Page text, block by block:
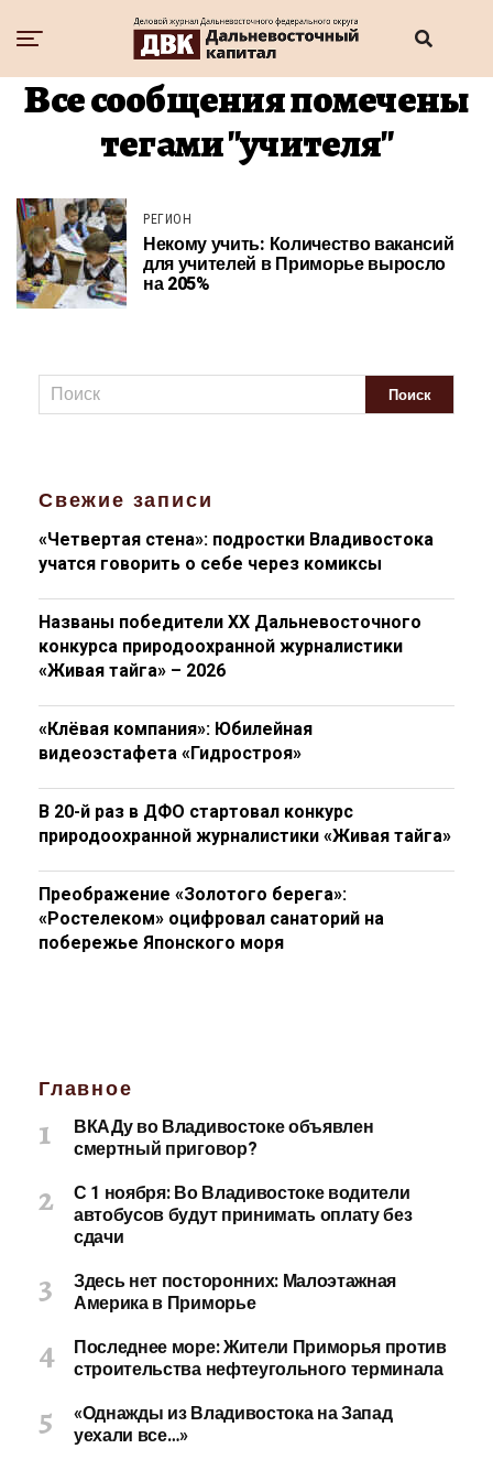
Все сообщения помечены
тегами "учителя"
РЕГИОН
Некому учить: Количество вакансий
для учителей в Приморье выросло
на 205%
Свежие записи
«Четвертая стена»: подростки Владивостока
учатся говорить о себе через комиксы
Названы победители XX Дальневосточного
конкурса природоохранной журналистики
«Живая тайга» – 2026
«Клёвая компания»: Юбилейная
видеоэстафета «Гидростроя»
В 20-й раз в ДФО стартовал конкурс
природоохранной журналистики «Живая тайга»
Преображение «Золотого берега»:
«Ростелеком» оцифровал санаторий на
побережье Японского моря
Главное
ВКАДу во Владивостоке объявлен
смертный приговор?
С 1 ноября: Во Владивостоке водители
автобусов будут принимать оплату без
сдачи
Здесь нет посторонних: Малоэтажная
Америка в Приморье
Последнее море: Жители Приморья против
строительства нефтеугольного терминала
«Однажды из Владивостока на Запад
уехали все…»